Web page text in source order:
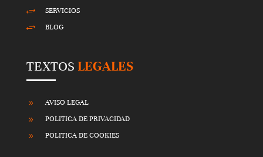
+ SERVICIOS
+ BLOG
TEXTOS LEGALES
9 AVISO LEGAL
9 POLITICA DE PRIVACIDAD
9 POLITICA DE COOKIES